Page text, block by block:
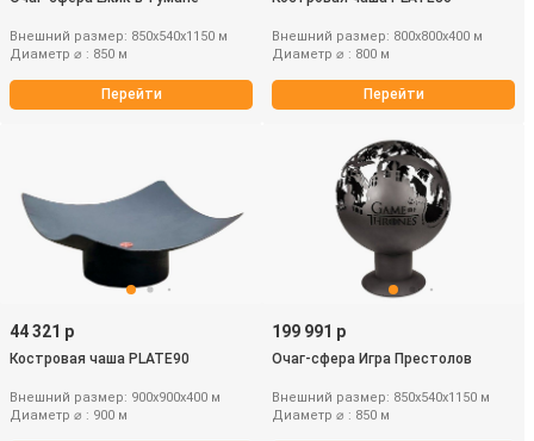
Внешний размер: 850х540х1150 м
Диаметр ⌀ : 850 м
Перейти
Внешний размер: 800х800х400 м
Диаметр ⌀ : 800 м
Перейти
44 321 р
Костровая чаша PLATE90
Внешний размер: 900х900х400 м
Диаметр ⌀ : 900 м
199 991 р
Очаг-сфера Игра Престолов
Внешний размер: 850х540х1150 м
Диаметр ⌀ : 850 м